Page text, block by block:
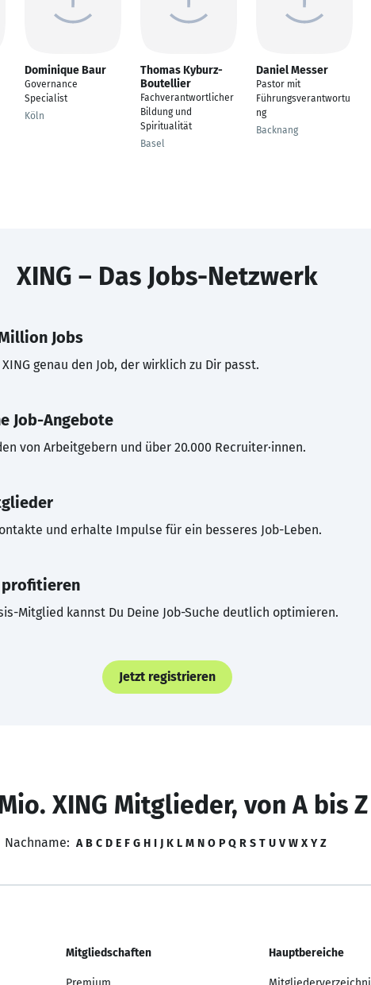
Dominique Baur
Governance
Specialist
Köln
Thomas Kyburz-
Boutellier
Fachverantwortlicher
Bildung und
Spiritualität
Basel
Daniel Messer
Pastor mit
Führungsverantwortu
ng
Backnang
XING – Das Jobs-Netzwerk
Jobs
genau den Job, der wirklich zu Dir passt.
Job-Angebote
von Arbeitgebern und über 20.000 Recruiter·innen.
und erhalte Impulse für ein besseres Job-Leben.
Mitglied kannst Du Deine Job-Suche deutlich optimieren.
Jetzt registrieren
XING Mitglieder, von A bis Z
Nachname: A B C D E F G H I J K L M N O P Q R S T U V W X Y Z
Mitgliedschaften Hauptbereiche